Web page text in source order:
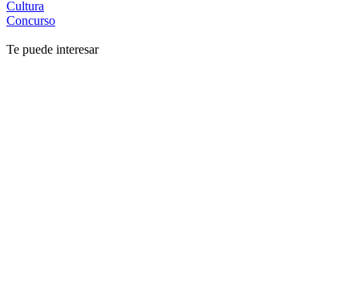
Cultura
Concurso
Te puede interesar